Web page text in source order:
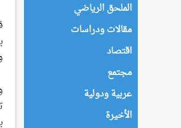
الملحق الرياضي
مقالات ودراسات
اقتصاد
مجتمع
عربية ودولية
الأخيرة